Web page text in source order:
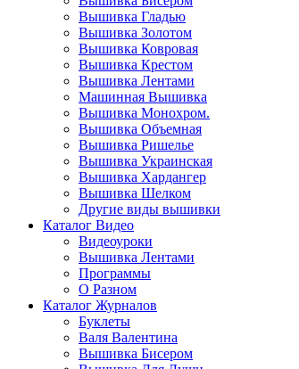
Вышивка Гладью
Вышивка Золотом
Вышивка Ковровая
Вышивка Крестом
Вышивка Лентами
Машинная Вышивка
Вышивка Монохром.
Вышивка Объемная
Вышивка Ришелье
Вышивка Украинская
Вышивка Хардангер
Вышивка Шелком
Другие виды вышивки
Каталог Видео
Видеоуроки
Вышивка Лентами
Программы
О Разном
Каталог Журналов
Буклеты
Валя Валентина
Вышивка Бисером